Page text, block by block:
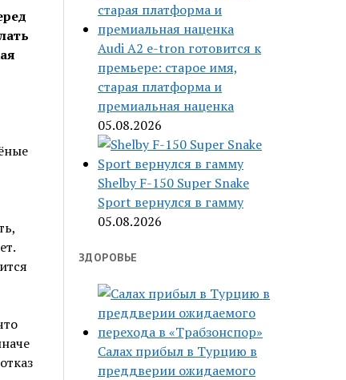
Audi A2 e-tron готовится к
премьере: старое имя,
старая платформа и
премиальная наценка
05.08.2026
Shelby F-150 Super Snake
Sport вернулся в гамму
05.08.2026
ЗДОРОВЬЕ
Салах прибыл в Турцию в
преддверии ожидаемого